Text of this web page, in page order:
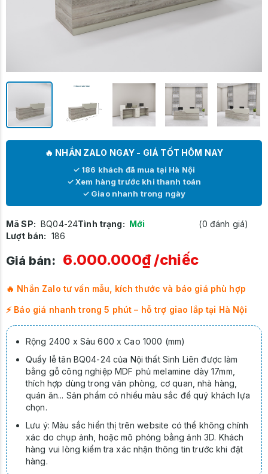
🔥 NHẮN ZALO NGAY - GIÁ TỐT HÔM NAY
✓ 186 khách đã mua tại Hà Nội
✓ Xem hàng trước khi thanh toán
✓ Giao nhanh trong ngày
Mã SP: BQ04-24Tình trạng: Mới
(0 đánh giá)
Lượt bán: 186
Giá bán: 6.000.000₫/chiếc
🔥 Nhắn Zalo tư vấn mẫu, kích thước và báo giá phù hợp
⚡ Báo giá nhanh trong 5 phút – hỗ trợ giao lắp tại Hà Nội
Rộng 2400 x Sâu 600 x Cao 1000 (mm)
Quầy lễ tân BQ04-24 của Nội thất Sinh Liên được làm
bằng gỗ công nghiệp MDF phủ melamine dày 17mm,
thích hợp dùng trong văn phòng, cơ quan, nhà hàng,
quán ăn... Sản phẩm có nhiều màu sắc để quý khách lựa
chọn.
Lưu ý: Màu sắc hiển thị trên website có thể không chính
xác do chụp ảnh, hoặc mô phỏng bằng ảnh 3D. Khách
hàng vui lòng kiểm tra xác nhận thông tin trước khi đặt
hàng.